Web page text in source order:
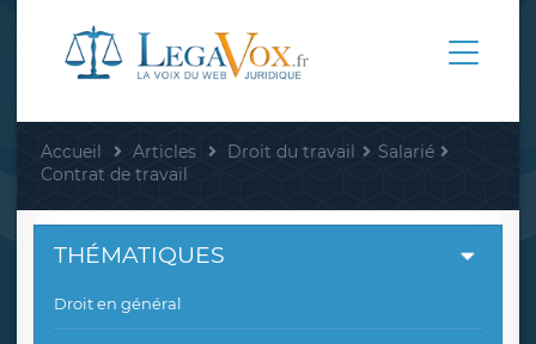
Accueil Articles Droit du travail
Salarié
Contrat de travail
THÉMATIQUES
Droit en général